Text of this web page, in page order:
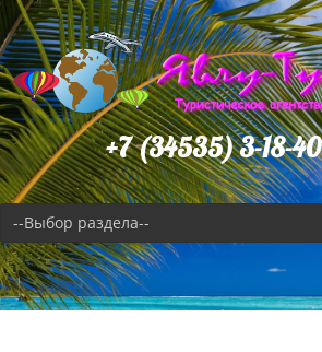
+7 (34535) 3-18-40
--Выбор раздела--